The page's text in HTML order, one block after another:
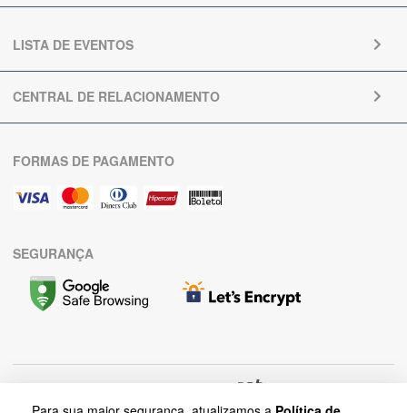
LISTA DE EVENTOS
CENTRAL DE RELACIONAMENTO
FORMAS DE PAGAMENTO
SEGURANÇA